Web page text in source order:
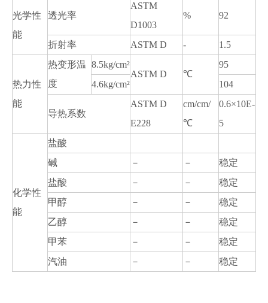
光学性
能
透光率
ASTM
D1003
% 92
折射率 ASTM D - 1.5
热力性
能
热变形温
度
8.5kg/cm²
ASTM D
℃
95
4.6kg/cm²
104
导热系数
ASTM D
E228
cm/cm/
℃
0.6×10E-
5
化学性
能
盐酸
碱
－ －
稳定
盐酸
－ －
稳定
甲醇
－ －
稳定
乙醇
－ －
稳定
甲苯
－ －
稳定
汽油
－ － 稳定